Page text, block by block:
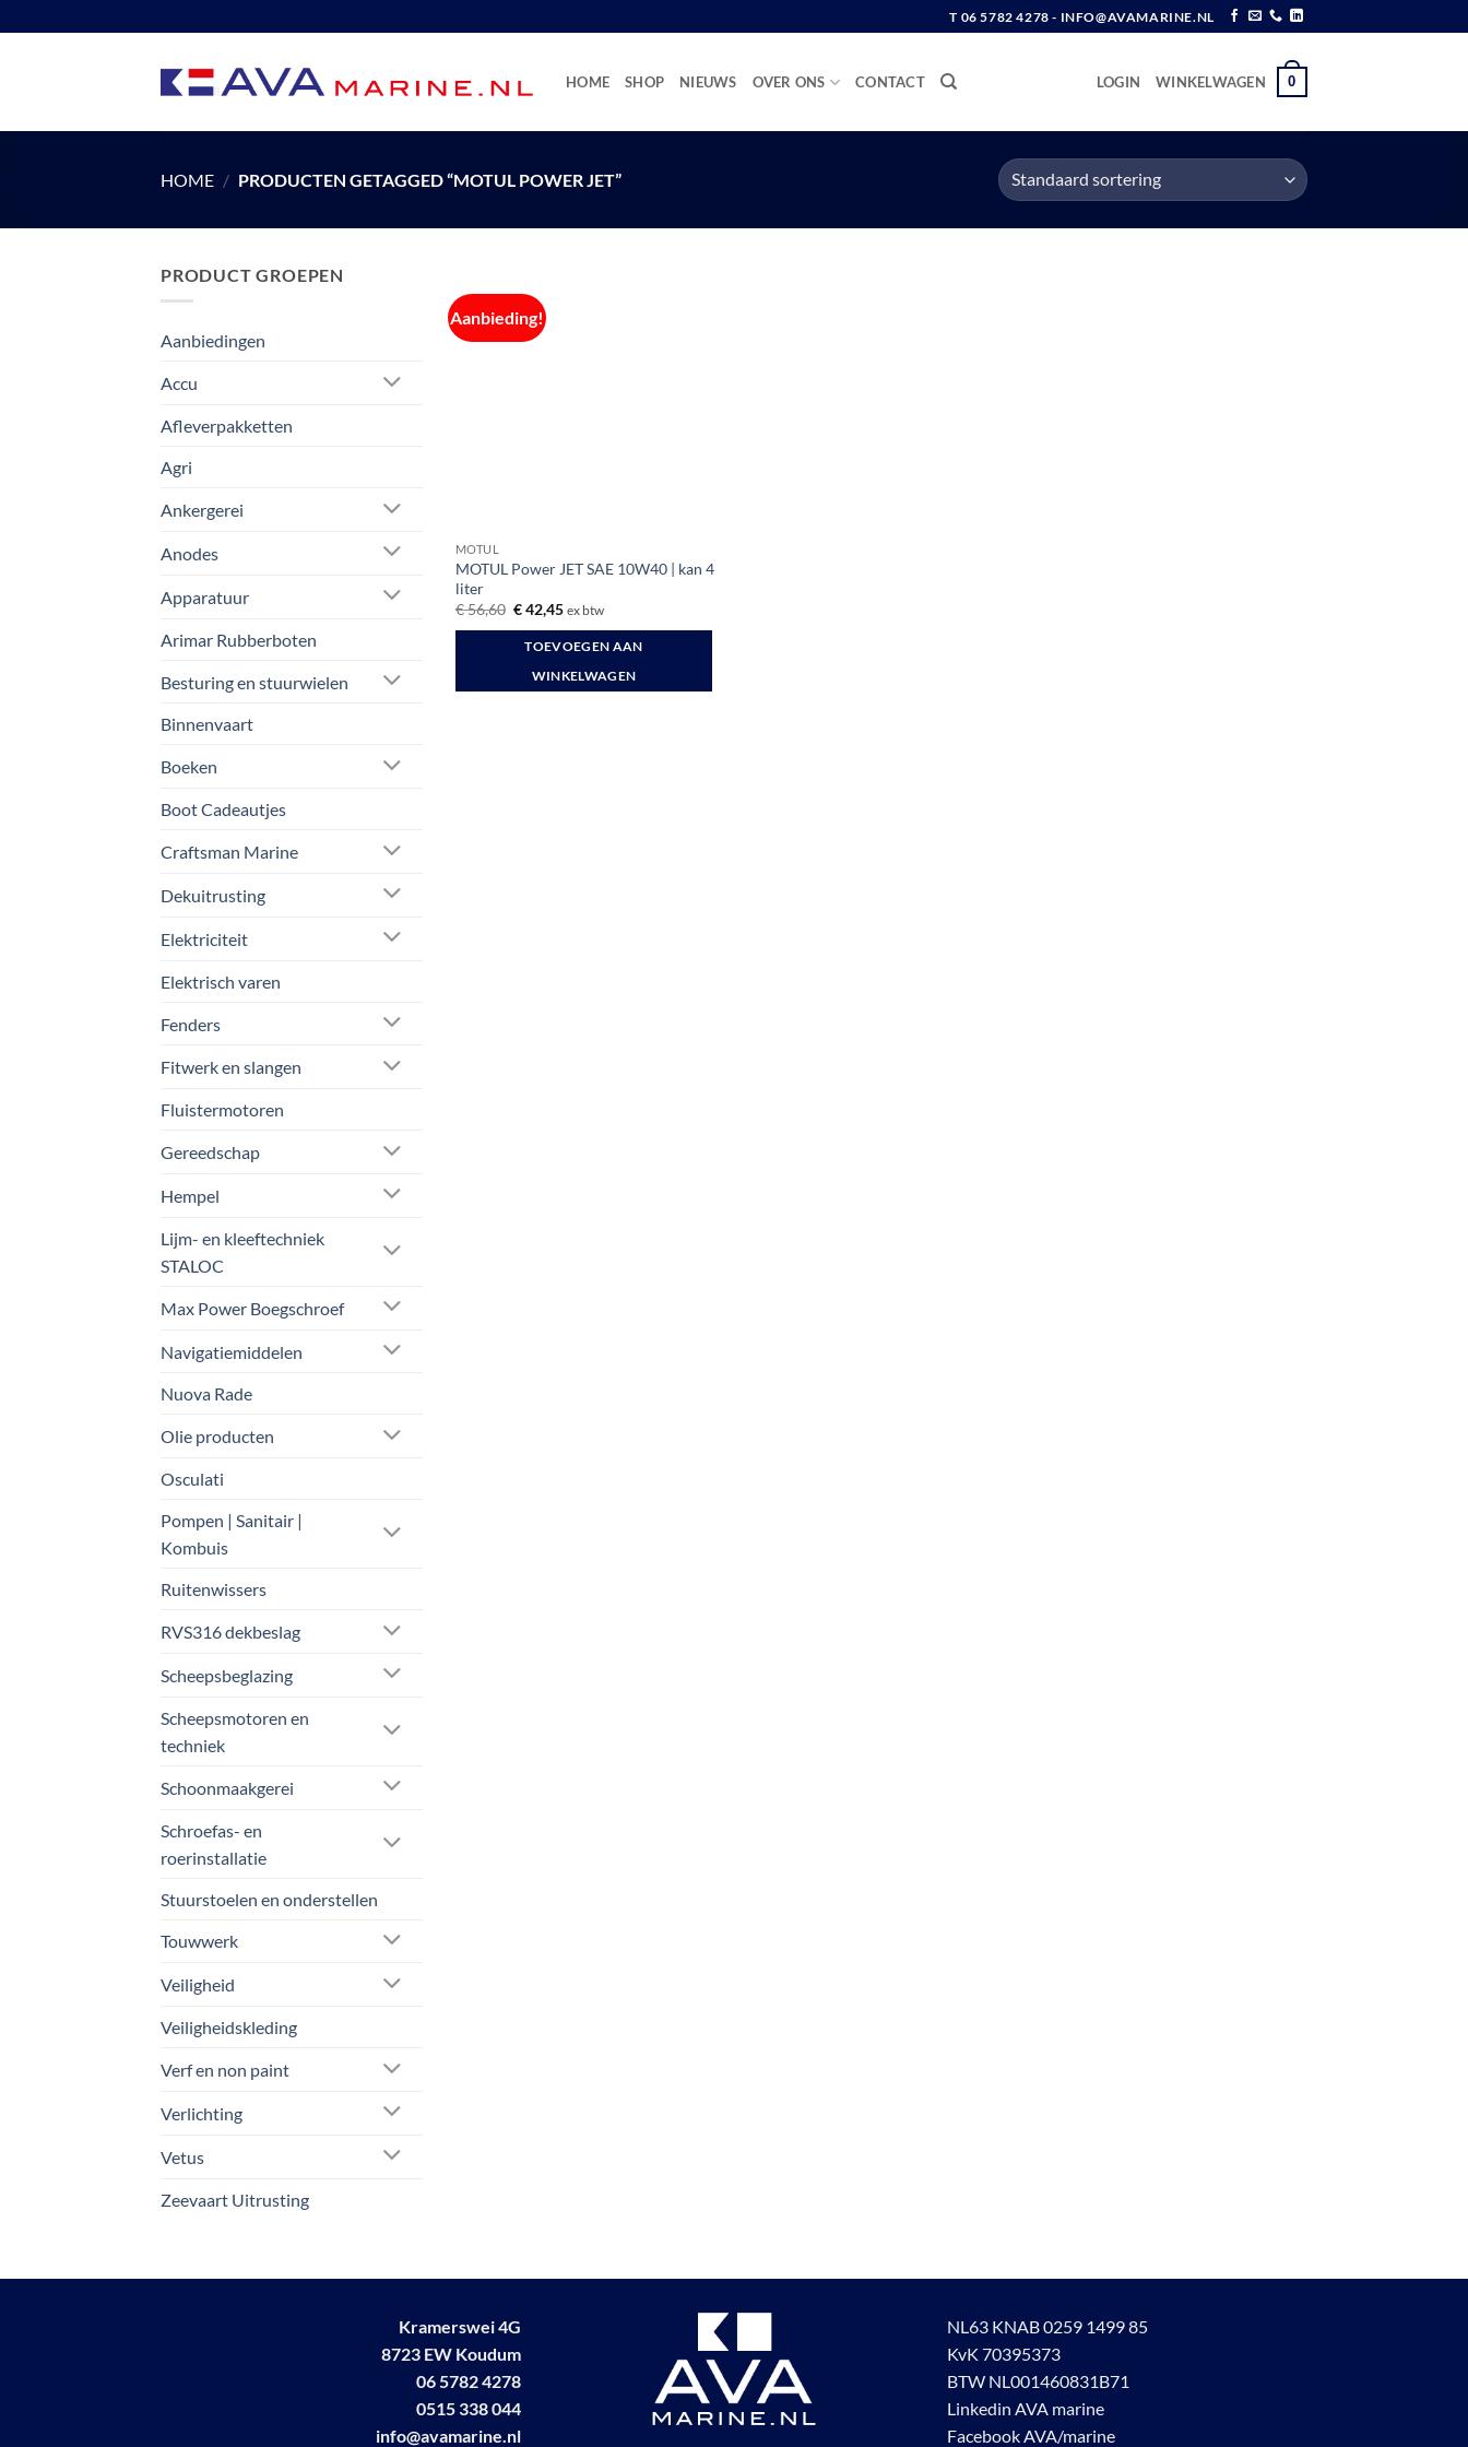
naar
T 06 5782 4278 - INFO@AVAMARINE.NL
HOME SHOP NIEUWS OVER ONS CONTACT LOGIN WINKELWAGEN 0
HOME / PRODUCTEN GETAGGED “MOTUL POWER JET”
PRODUCT GROEPEN
Aanbiedingen
Accu
Afleverpakketten
Agri
Ankergerei
Anodes
Apparatuur
Arimar Rubberboten
Besturing en stuurwielen
Binnenvaart
Boeken
Boot Cadeautjes
Craftsman Marine
Dekuitrusting
Elektriciteit
Elektrisch varen
Fenders
Fitwerk en slangen
Fluistermotoren
Gereedschap
Hempel
Lijm- en kleeftechniek
STALOC
Max Power Boegschroef
Navigatiemiddelen
Nuova Rade
Olie producten
Osculati
Pompen | Sanitair |
Kombuis
Ruitenwissers
RVS316 dekbeslag
Scheepsbeglazing
Scheepsmotoren en
techniek
Schoonmaakgerei
Schroefas- en
roerinstallatie
Stuurstoelen en onderstellen
Touwwerk
Veiligheid
Veiligheidskleding
Verf en non paint
Verlichting
Vetus
Zeevaart Uitrusting
Aanbieding!
MOTUL
MOTUL Power JET SAE 10W40 | kan 4
liter
€56,60 Oorspronkelijke
prijs
was:
€ 56,60.
€42,45Huidige
is:
€ 42,45.
ex btw
TOEVOEGEN AAN
WINKELWAGEN
Kramerswei 4G
8723 EW Koudum
06 5782 4278
0515 338 044
info@avamarine.nl
NL63 KNAB 0259 1499 85
KvK 70395373
BTW NL001460831B71
Linkedin AVA marine
Facebook AVA/marine